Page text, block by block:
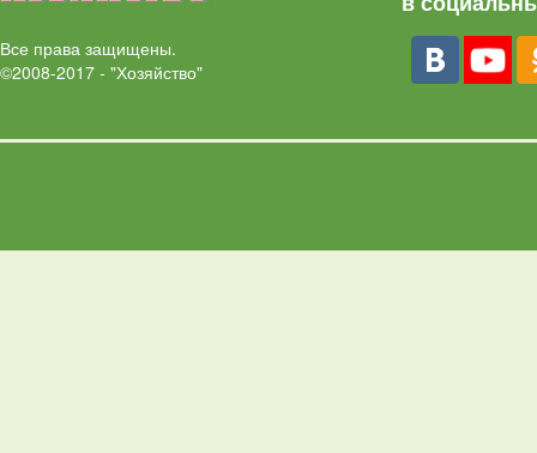
Все права защищены.
©2008-2017 - "Хозяйство"